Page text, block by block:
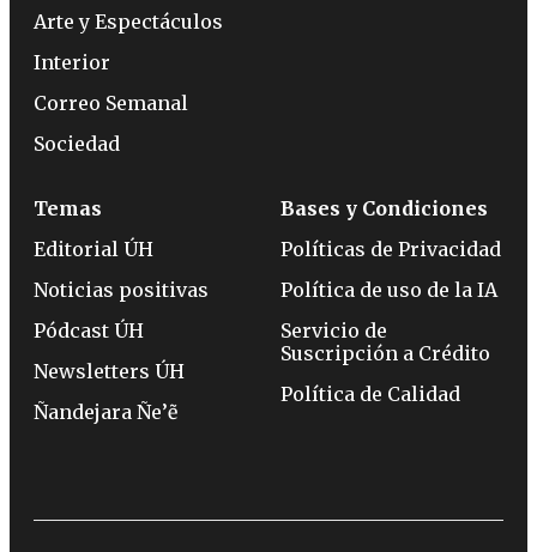
Arte y Espectáculos
Interior
Correo Semanal
Sociedad
Temas
Editorial ÚH
Noticias positivas
Pódcast ÚH
Newsletters ÚH
Ñandejara Ñe’ẽ
Bases y Condiciones
Políticas de Privacidad
Política de uso de la IA
Servicio de
Suscripción a Crédito
Política de Calidad